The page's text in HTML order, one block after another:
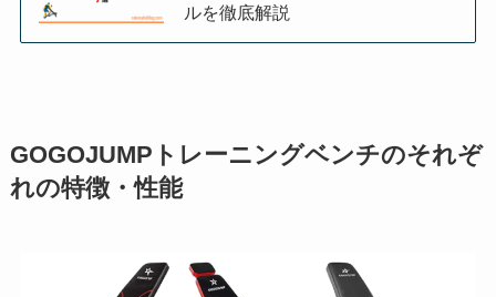
ルを徹底解説
GOGOJUMPトレーニングベンチのそれぞ
れの特徴・性能